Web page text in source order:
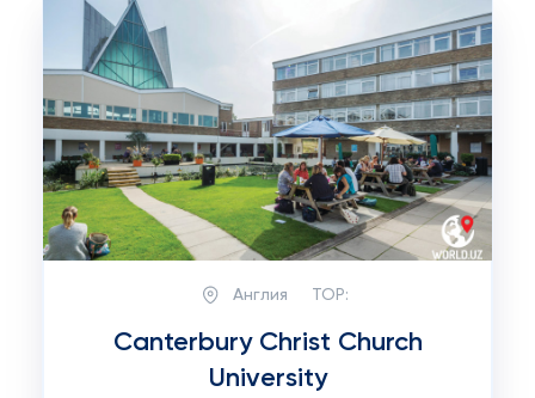
Англия TOP:
Canterbury Christ Church
University